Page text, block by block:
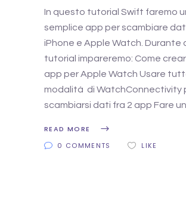
In questo tutorial Swift faremo
semplice app per scambiare
iPhone e Apple Watch. Durante
tutorial impareremo: Come
app per Apple Watch Usare
modalità di WatchConnectivity
scambiarsi dati fra 2 app Fare
READ MORE
0 COMMENTS
LIKE